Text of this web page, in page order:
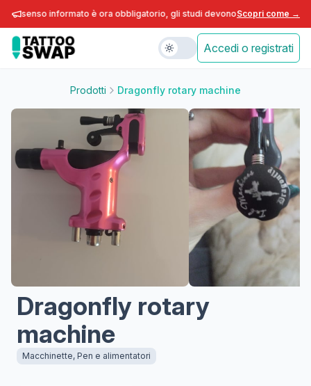
informato è ora obbligatorio, gli studi devono adeguarsi entro fine
Scopri come →
Accedi o registrati
Prodotti Dragonfly rotary machine
Dragonfly rotary
machine
Macchinette, Pen e alimentatori